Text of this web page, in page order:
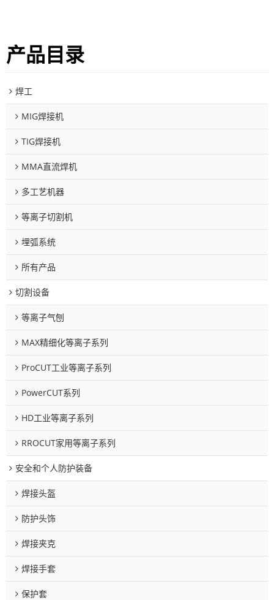
产品目录
焊工
MIG焊接机
TIG焊接机
MMA直流焊机
多工艺机器
等离子切割机
埋弧系统
所有产品
切割设备
等离子气刨
MAX精细化等离子系列
ProCUT工业等离子系列
PowerCUT系列
HD工业等离子系列
RROCUT家用等离子系列
安全和个人防护装备
焊接头盔
防护头饰
焊接夹克
焊接手套
保护套